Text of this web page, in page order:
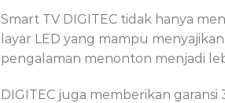
Smart TV DIGITEC tidak hanya
layar LED yang mampu
pengalaman menonton menjadi
DIGITEC juga memberikan